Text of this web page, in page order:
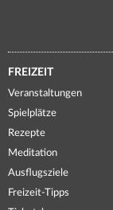
FREIZEIT
Veranstaltungen
Spielplätze
Rezepte
Meditation
Ausflugsziele
Freizeit-Tipps